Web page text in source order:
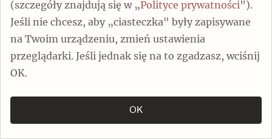
(szczegóły znajdują się w „Polityce prywatności").
Jeśli nie chcesz, aby „ciasteczka" były zapisywane
na Twoim urządzeniu, zmień ustawienia
przeglądarki. Jeśli jednak się na to zgadzasz, wciśnij
OK.
OK